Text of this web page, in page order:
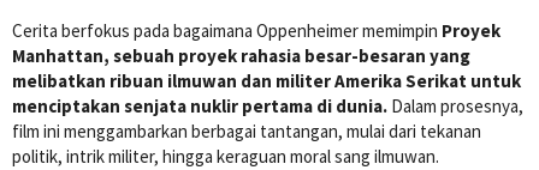
Cerita berfokus pada bagaimana Oppenheimer memimpin Proyek
Manhattan, sebuah proyek rahasia besar-besaran yang
melibatkan ribuan ilmuwan dan militer Amerika Serikat untuk
menciptakan senjata nuklir pertama di dunia. Dalam prosesnya,
film ini menggambarkan berbagai tantangan, mulai dari tekanan
politik, intrik militer, hingga keraguan moral sang ilmuwan.